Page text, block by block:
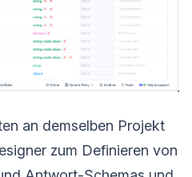
an demselben Projekt
zum Definieren von